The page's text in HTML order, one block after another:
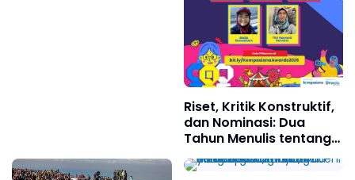
Riset, Kritik Konstruktif,
dan Nominasi: Dua
Tahun Menulis tentang
Jakarta